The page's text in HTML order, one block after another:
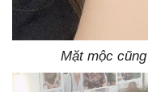
Mặt mộc